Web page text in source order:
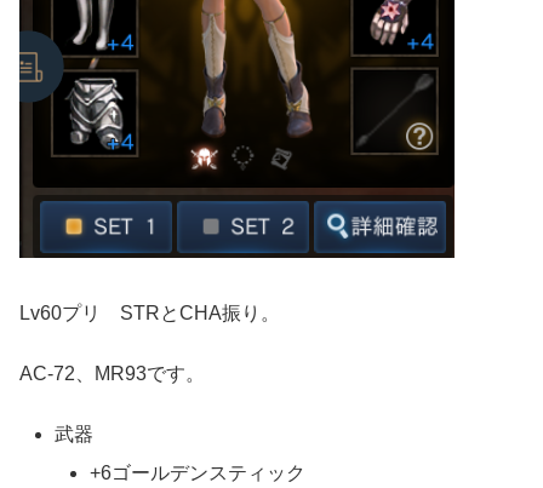
Lv60プリ STRとCHA振り。
AC-72、MR93です。
武器
+6ゴールデンスティック